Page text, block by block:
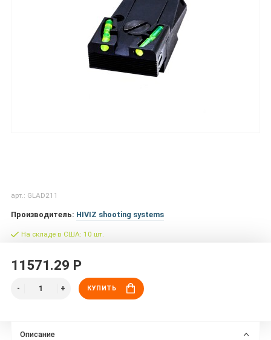
арт.: GLAD211
Производитель: HIVIZ shooting systems
На складе в США: 10 шт.
11571.29 Р
КУПИТЬ
Описание